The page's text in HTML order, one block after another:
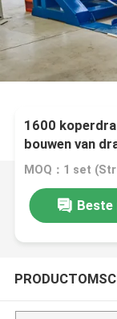
1600
bouwen van
Beste